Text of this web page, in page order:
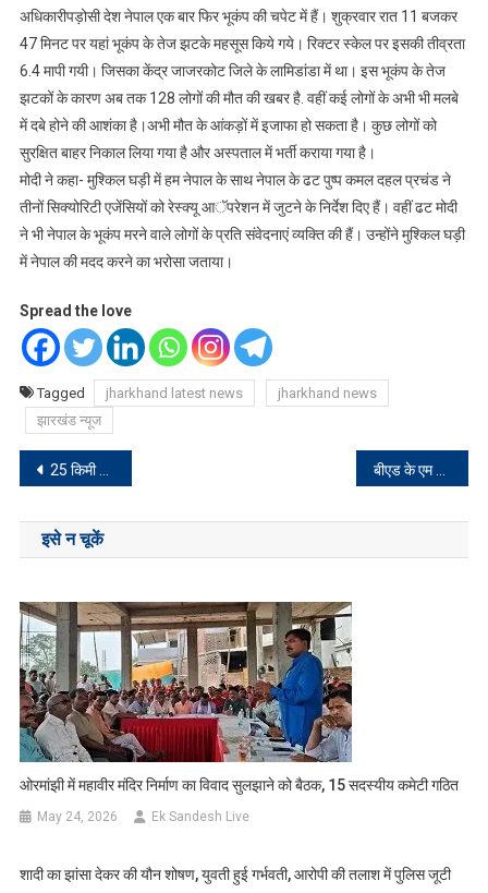
अधिकारीपड़ोसी देश नेपाल एक बार फिर भूकंप की चपेट में हैं। शुक्रवार रात 11 बजकर
47 मिनट पर यहां भूकंप के तेज झटके महसूस किये गये। रिक्टर स्केल पर इसकी तीव्रता
6.4 मापी गयी। जिसका केंद्र जाजरकोट जिले के लामिडांडा में था। इस भूकंप के तेज
झटकों के कारण अब तक 128 लोगों की मौत की खबर है. वहीं कई लोगों के अभी भी मलबे
में दबे होने की आशंका है।अभी मौत के आंकड़ों में इजाफा हो सकता है। कुछ लोगों को
सुरक्षित बाहर निकाल लिया गया है और अस्पताल में भर्ती कराया गया है।
मोदी ने कहा- मुश्किल घड़ी में हम नेपाल के साथ नेपाल के ढट पुष्प कमल दहल प्रचंड ने
तीनों सिक्योरिटी एजेंसियों को रेस्क्यू आॅपरेशन में जुटने के निर्देश दिए हैं। वहीं ढट मोदी
ने भी नेपाल के भूकंप मरने वाले लोगों के प्रति संवेदनाएं व्यक्ति की हैं। उन्होंने मुश्किल घड़ी
में नेपाल की मदद करने का भरोसा जताया।
Spread the love
Tagged jharkhand latest news
jharkhand news
झारखंड न्यूज
Post
navigation
25 किमी तक बुलेट चलाकर एसपी ने दिया जागरूकता का संदेश बीएड के एम के राव को व्यक्तिगत श्रेणी में सम्मान मिलने पर बधाई देने वाले का ताता लगा रहा
इसे न चूकें
ओरमांझी में महावीर मंदिर निर्माण का विवाद सुलझाने को बैठक, 15 सदस्यीय कमेटी गठित
May 24, 2026 Ek Sandesh Live
शादी का झांसा देकर की यौन शोषण, युवती हुई गर्भवती, आरोपी की तलाश में पुलिस जूटी